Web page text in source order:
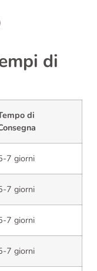
di
di
7 giorni
7 giorni
7 giorni
7 giorni